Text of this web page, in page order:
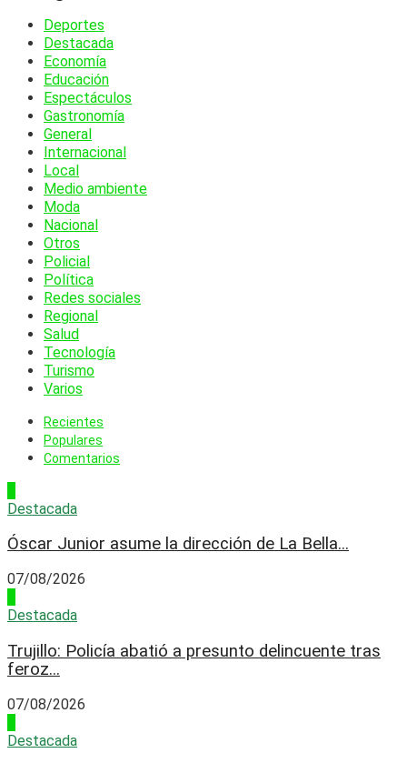
Deportes
Destacada
Economía
Educación
Espectáculos
Gastronomía
General
Internacional
Local
Medio ambiente
Moda
Nacional
Otros
Policial
Política
Redes sociales
Regional
Salud
Tecnología
Turismo
Varios
Recientes
Populares
Comentarios
Destacada
Óscar Junior asume la dirección de La Bella...
07/08/2026
Destacada
Trujillo: Policía abatió a presunto delincuente tras
feroz...
07/08/2026
Destacada